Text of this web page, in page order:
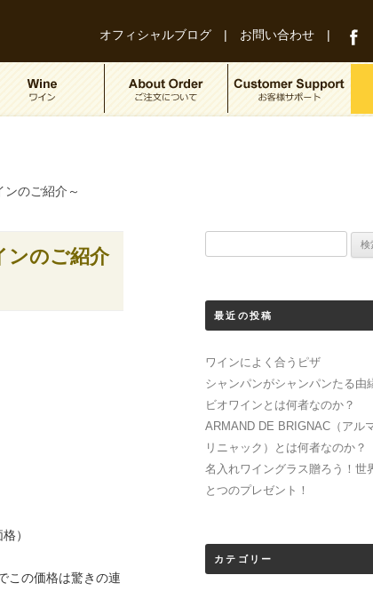
オフィシャルブログ | お問い合わせ |
のご紹介～
ンのご紹介
）
この価格は驚きの連
最近の投稿
ワインによく合うピザ
シャンパンがシャンパンたる由
ビオワインとは何者なのか？
ARMAND DE BRIGNAC（アル
リニャック）とは何者なのか？
名入れワイングラス贈ろう！世
とつのプレゼント！
カテゴリー